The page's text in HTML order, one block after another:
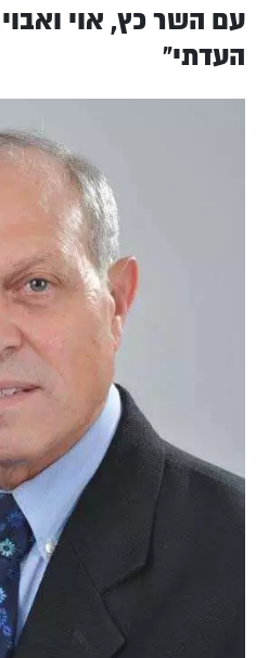
עם השר כץ, אוי
העדתי”